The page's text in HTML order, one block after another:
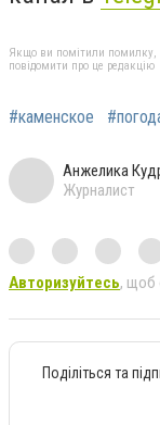
Якщо ви помітили помилку,
повідомити про це редакцію
#каменское
Анжелика
Журналист
Авторизуйтесь, щоб
Поділіться та